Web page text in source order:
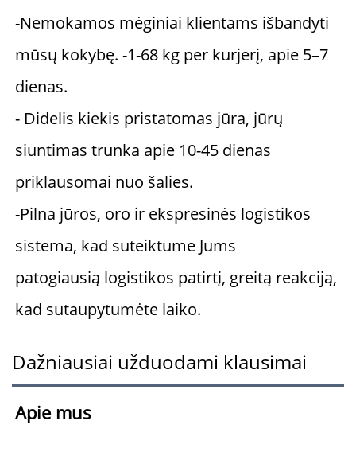
-Nemokamos mėginiai klientams išbandyti
mūsų kokybę. -1-68 kg per kurjerį, apie 5–7
dienas.
- Didelis kiekis pristatomas jūra, jūrų
siuntimas trunka apie 10-45 dienas
priklausomai nuo šalies.
-Pilna jūros, oro ir ekspresinės logistikos
sistema, kad suteiktume Jums
patogiausią logistikos patirtį, greitą reakciją,
kad sutaupytumėte laiko.
Dažniausiai užduodami klausimai
Apie mus